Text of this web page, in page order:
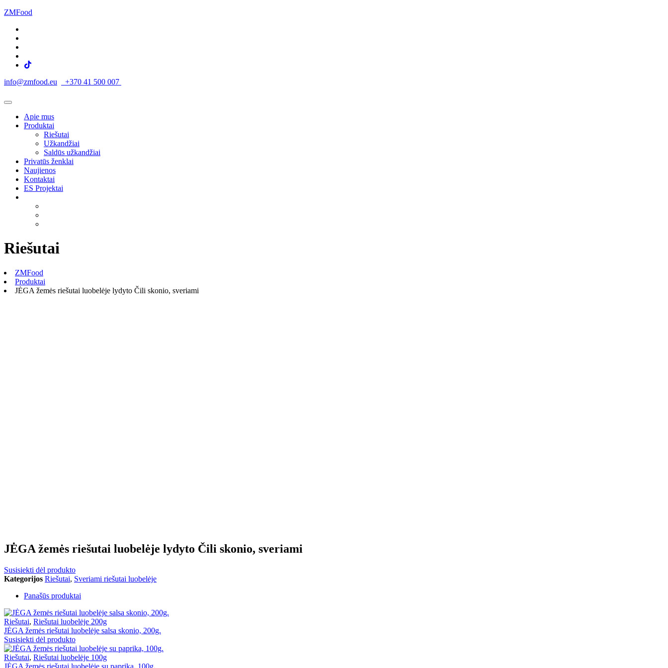
ZMFood
info@zmfood.eu +370 41 500 007
Apie mus
Produktai
Riešutai
Užkandžiai
Saldūs užkandžiai
Privatūs ženklai
Naujienos
Kontaktai
ES Projektai
Riešutai
ZMFood
Produktai
JĖGA žemės riešutai luobelėje lydyto Čili skonio, sveriami
JĖGA žemės riešutai luobelėje lydyto Čili skonio, sveriami
Susisiekti dėl produkto
Kategorijos Riešutai, Sveriami riešutai luobelėje
Panašūs produktai
Riešutai, Riešutai luobelėje 200g
JĖGA žemės riešutai luobelėje salsa skonio, 200g.
Susisiekti dėl produkto
Riešutai, Riešutai luobelėje 100g
JĖGA žemės riešutai luobelėje su paprika, 100g.